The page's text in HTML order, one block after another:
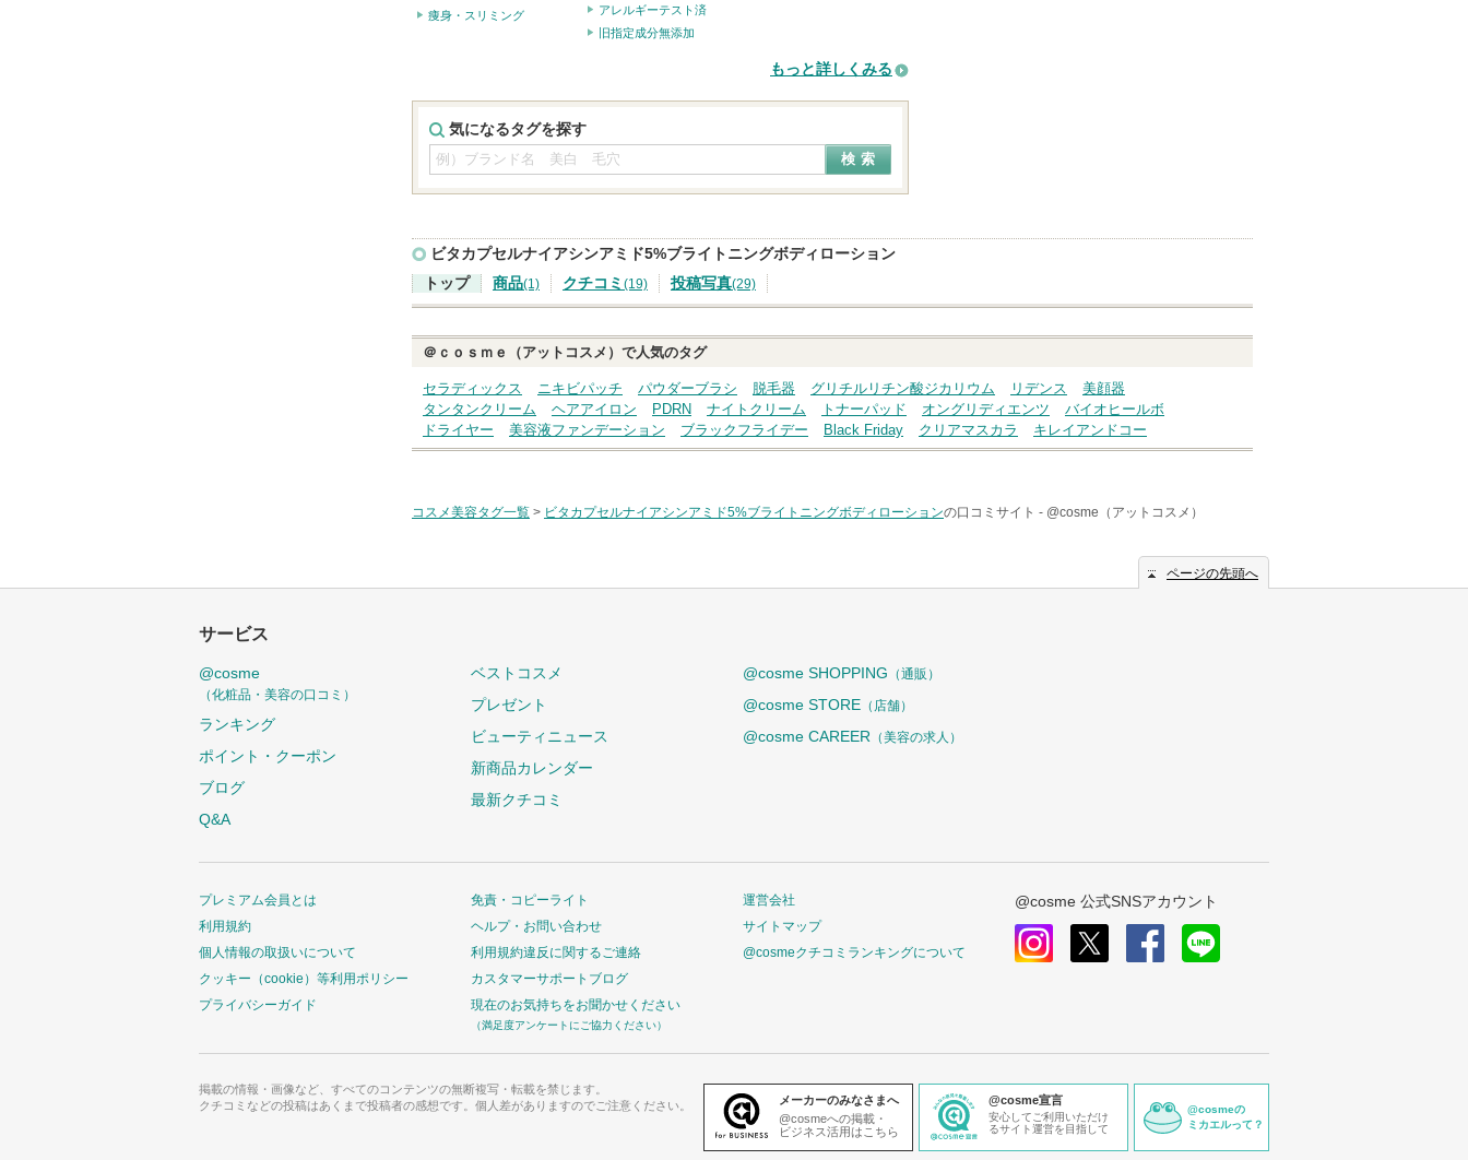
痩身・スリミング
アレルギーテスト済
旧指定成分無添加
もっと詳しくみる
気になるタグを探す
ビタカプセルナイアシンアミド5%ブライトニングボディローション
トップ
商品(1) クチコミ (19) 投稿写真(29)
＠ｃｏｓｍｅ（アットコスメ）で人気のタグ
セラディックス ニキビパッチ パウダーブラシ 脱毛器 グリチルリチン酸ジカリウム リデンス
美顔器
タンタンクリーム
ヘアアイロン PDRN ナイトクリーム トナーパッド オングリディエンツ
バイオヒールボ
ドライヤー
美容液ファンデーション ブラックフライデー Black Friday クリアマスカラ キレイアンドコー
コスメ美容タグ一覧 > ビタカプセルナイアシンアミド5%ブライトニングボディローションの口コミサイト - @cosme（アットコスメ）
ページの先頭へ
サービス
@cosme
（化粧品・美容の口コミ）
ランキング
ポイント・クーポン
ブログ
Q&A
ベストコスメ
プレゼント
ビューティニュース
新商品カレンダー
最新クチコミ
@cosme SHOPPING （通販）
@cosme STORE （店舗）
@cosme CAREER （美容の求人）
プレミアム会員とは
利用規約
個人情報の取扱いについて
クッキー（cookie）等利用ポリシー
プライバシーガイド
免責・コピーライト
ヘルプ・お問い合わせ
利用規約違反に関するご連絡
カスタマーサポートブログ
現在のお気持ちをお聞かせください
（満足度アンケートにご協力ください）
運営会社
サイトマップ
@cosmeクチコミランキングについて
@cosme 公式SNSアカウント
掲載の情報・画像など、すべてのコンテンツの無断複写・転載を禁じます。
クチコミなどの投稿はあくまで投稿者の感想です。個人差がありますのでご注意ください。
メーカーのみなさまへ
@cosmeへの掲載・
ビジネス活用はこちら
@cosme宣言
安心してご利用いただけ
るサイト運営を目指して
@cosmeの
ミカエルって？